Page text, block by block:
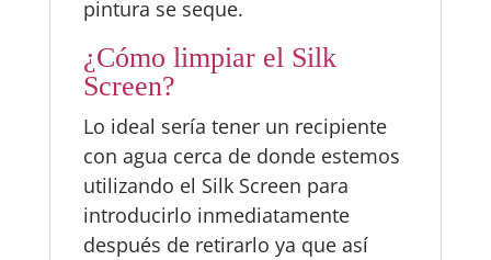
pintura se seque.
¿Cómo limpiar el Silk
Screen?
Lo ideal sería tener un recipiente
con agua cerca de donde estemos
utilizando el Silk Screen para
introducirlo inmediatamente
después de retirarlo ya que así